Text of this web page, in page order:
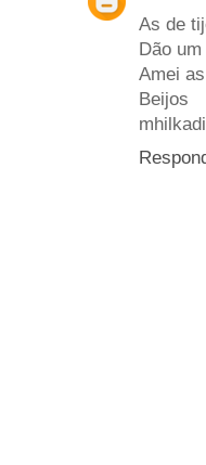
As de
Dão
Amei
Beijos